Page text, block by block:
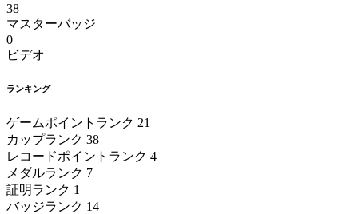
38
マスターバッジ
0
ビデオ
ランキング
ゲームポイントランク 21
カップランク 38
レコードポイントランク 4
メダルランク 7
証明ランク 1
バッジランク 14